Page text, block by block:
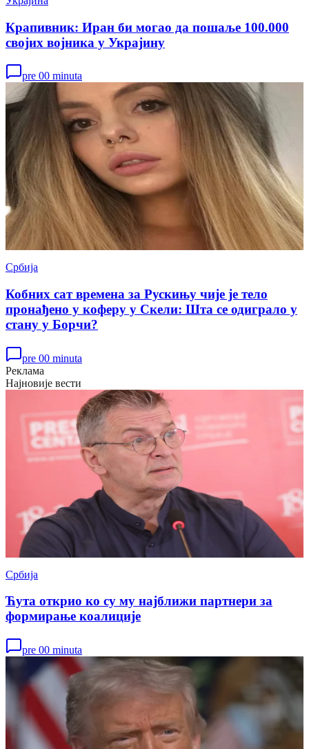
Крапивник: Иран би могао да пошаље 100.000
својих војника у Украјину
pre 00 minuta
Србија
Кобних сат времена за Рускињу чије је тело
пронађено у коферу у Скели: Шта се одиграло у
стану у Борчи?
pre 00 minuta
Реклама
Најновије вести
Србија
Ћута открио ко су му најближи партнери за
формирање коалиције
pre 00 minuta